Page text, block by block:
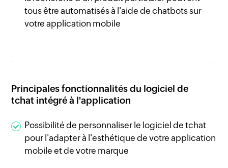
tous être automatisés à l'aide de chatbots sur
votre application mobile
Principales fonctionnalités du logiciel de
tchat intégré à l'application
Possibilité de personnaliser le logiciel de tchat
pour l'adapter à l'esthétique de votre application
mobile et de votre marque